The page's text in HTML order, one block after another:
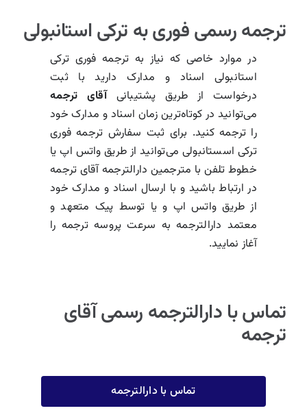
ترجمه رسمی فوری به ترکی استانبولی
در موارد خاصی که نیاز به ترجمه فوری ترکی
استانبولی اسناد و مدارک دارید با ثبت
درخواست از طریق پشتیبانیآقای ترجمه
می‌توانید در کوتاه‌ترین زمان اسناد و مدارک خود
را ترجمه کنید. برای ثبت سفارش ترجمه فوری
ترکی اسستانبولی می‌توانید از طریق واتس اپ یا
خطوط تلفن با مترجمین دارالترجمه آقای ترجمه
در ارتباط باشید و با ارسال اسناد و مدارک خود
از طریق واتس اپ و یا توسط پیک متعهد و
معتمد دارالترجمه به سرعت پروسه ترجمه را
آغاز نمایید.
تماس با دارالترجمه رسمی آقای
ترجمه
تماس با دارالترجمه